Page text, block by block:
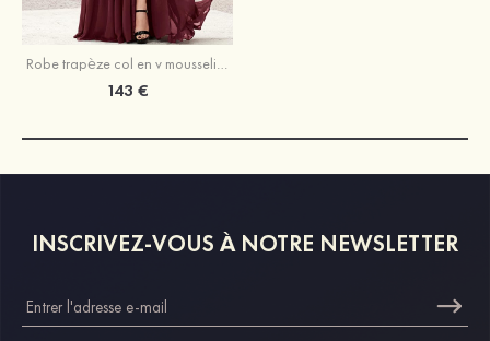
Robe trapèze col en v mousseline longueur ras du sol robe de demoiselle d'honneur avec fendu
143 €
INSCRIVEZ-VOUS À NOTRE NEWSLETTER